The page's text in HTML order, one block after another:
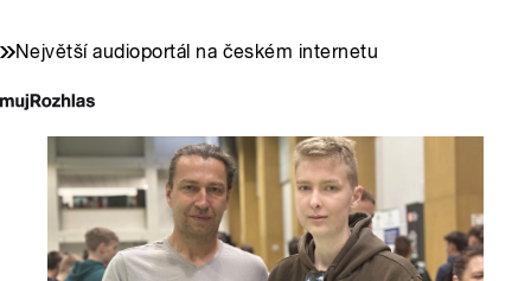
Největší audioportál na českém internetu